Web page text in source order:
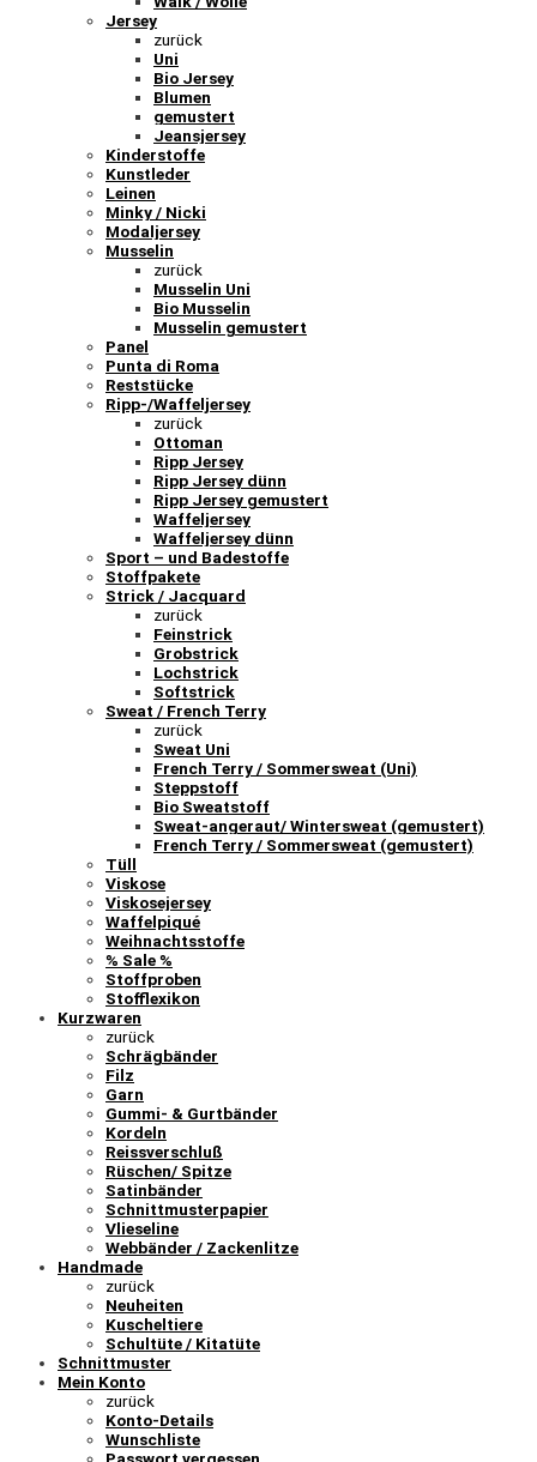
Jersey
zurück
Uni
Bio Jersey
Blumen
gemustert
Jeansjersey
Kinderstoffe
Kunstleder
Leinen
Minky / Nicki
Modaljersey
Musselin
zurück
Musselin Uni
Bio Musselin
Musselin gemustert
Panel
Punta di Roma
Reststücke
Ripp-/Waffeljersey
zurück
Ottoman
Ripp Jersey
Ripp Jersey dünn
Ripp Jersey gemustert
Waffeljersey
Waffeljersey dünn
Sport – und Badestoffe
Stoffpakete
Strick / Jacquard
zurück
Feinstrick
Grobstrick
Lochstrick
Softstrick
Sweat / French Terry
zurück
Sweat Uni
French Terry / Sommersweat (Uni)
Steppstoff
Bio Sweatstoff
Sweat-angeraut/ Wintersweat (gemustert)
French Terry / Sommersweat (gemustert)
Tüll
Viskose
Viskosejersey
Waffelpiqué
Weihnachtsstoffe
% Sale %
Stoffproben
Stofflexikon
Kurzwaren
zurück
Schrägbänder
Filz
Garn
Gummi- & Gurtbänder
Kordeln
Reissverschluß
Rüschen/ Spitze
Satinbänder
Schnittmusterpapier
Vlieseline
Webbänder / Zackenlitze
Handmade
zurück
Neuheiten
Kuscheltiere
Schultüte / Kitatüte
Schnittmuster
Mein Konto
zurück
Konto-Details
Wunschliste